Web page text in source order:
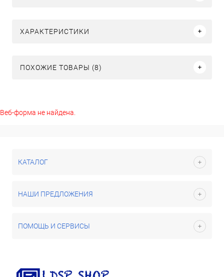
ХАРАКТЕРИСТИКИ
ПОХОЖИЕ ТОВАРЫ (8)
Веб-форма не найдена.
КАТАЛОГ
НАШИ ПРЕДЛОЖЕНИЯ
ПОМОЩЬ И СЕРВИСЫ